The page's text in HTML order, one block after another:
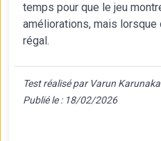
temps pour que le jeu
améliorations, mais
régal.
Test réalisé par Varun
Publié le : 18/02/2026